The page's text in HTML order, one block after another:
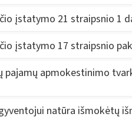
įstatymo 21 straipsnio 1
įstatymo 17 straipsnio
apmokestinimo
natūra išmokėtų